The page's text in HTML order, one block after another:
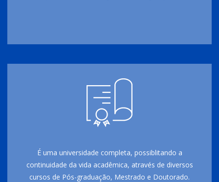
É uma universidade completa, possiblitando a
continuidade da vida acadêmica, através de diversos
cursos de Pós-graduação, Mestrado e Doutorado.